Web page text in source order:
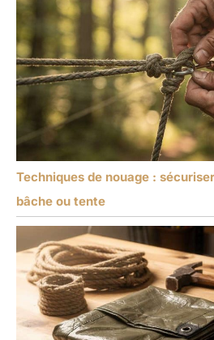
Techniques de nouage :
bâche ou tente